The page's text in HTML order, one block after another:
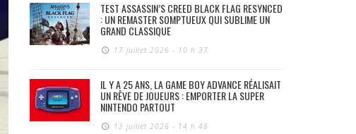
TEST ASSASSIN’S CREED BLACK FLAG RESYNCED
: UN REMASTER SOMPTUEUX QUI SUBLIME UN
GRAND CLASSIQUE
17 juillet 2026 - 10 h 37
IL Y A 25 ANS, LA GAME BOY ADVANCE RÉALISAIT
UN RÊVE DE JOUEURS : EMPORTER LA SUPER
NINTENDO PARTOUT
13 juillet 2026 - 14 h 48